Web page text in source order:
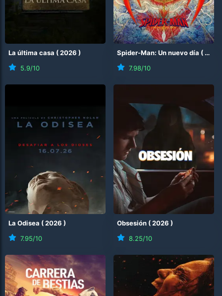
La última casa (2026 )
5.9/10
Spider-Man: Un nuevo día ( 2026
7.98/10
La Odisea (2026 )
7.95/10
Obsesión (2026 )
8.25/10